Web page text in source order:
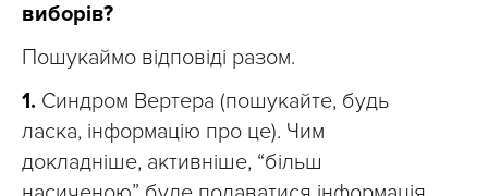
виборів?
Пошукаймо відповіді разом.
1. Синдром Вертера (пошукайте, будь
ласка, інформацію про це). Чим
докладніше, активніше, “більш